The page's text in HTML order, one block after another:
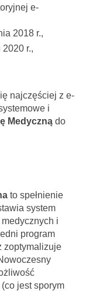
e-
2018 r.,
r.,
najczęściej z e-
i
Medyczną do
to spełnienie
system
i
program
zoptymalizuje
jest sporym